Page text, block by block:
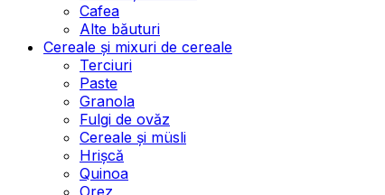
Cafea
Alte băuturi
Cereale și mixuri de cereale
Terciuri
Paste
Granola
Fulgi de ovăz
Cereale și müsli
Hrișcă
Quinoa
Orez